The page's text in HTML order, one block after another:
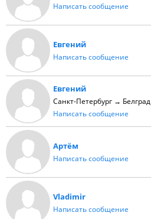
Написать сообщение
Евгений
Написать сообщение
Евгений
Санкт-Петербург → Белград
Написать сообщение
Артём
Написать сообщение
Vladimir
Написать сообщение